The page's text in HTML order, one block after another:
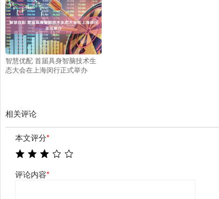
智慧优配 首届具身智脑技术生
态大会在上海闵行正式举办
相关评论
本文评分*
评论内容*